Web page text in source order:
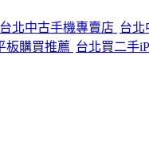
台北中古手機專賣店 台北
板購買推薦 台北買二手